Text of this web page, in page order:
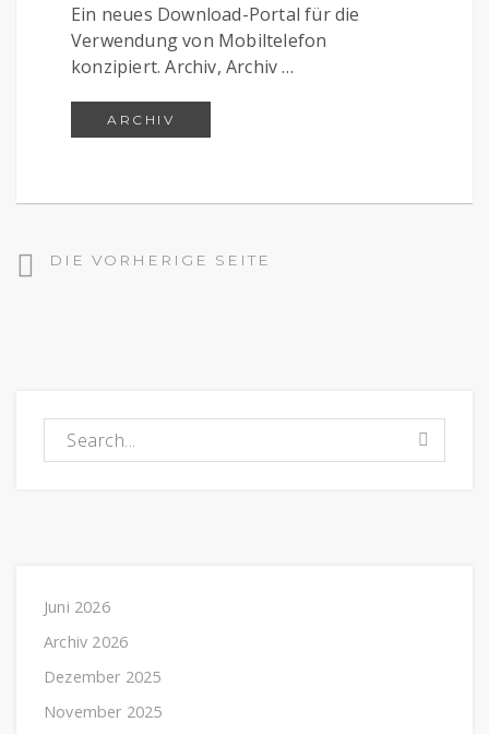
Ein neues Download-Portal für die
Verwendung von Mobiltelefon
konzipiert. Archiv, Archiv …
ARCHIV
Seitennavigation
DIE VORHERIGE SEITE
Suchen nach:
Juni 2026
Archiv 2026
Dezember 2025
November 2025